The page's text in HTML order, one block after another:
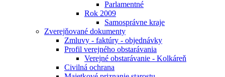
Parlamentné
Rok 2009
Samosprávne kraje
Zverejňované dokumenty
Zmluvy - faktúry - objednávky
Profil verejného obstarávania
Verejné obstarávanie - Kolkáreň
Civilná ochrana